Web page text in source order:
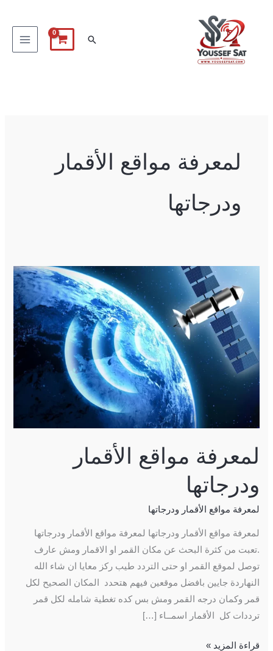
البحث
لمعرفة مواقع الأقمار
ودرجاتها
لمعرفة مواقع الأقمار
ودرجاتها
لمعرفة مواقع الأقمار ودرجاتها
لمعرفة مواقع الأقمار ودرجاتها لمعرفة مواقع الأقمار ودرجاتها
.تعبت من كثرة البحث عن مكان القمر او الاقمار ومش عارف
توصل لموقع القمر او حتى التردد طيب ركز معايا ان شاء الله
النهاردة جايين بافضل موقعين فيهم هتحدد المكان الصحيح لكل
قمر وكمان درجه القمر ومش بس كده تغطية شامله لكل قمر
ترددات كل الأقمار اسمــاء […]
لمعرفة
مواقع
الأقمار
ودرجاتها
قراءة المزيد »